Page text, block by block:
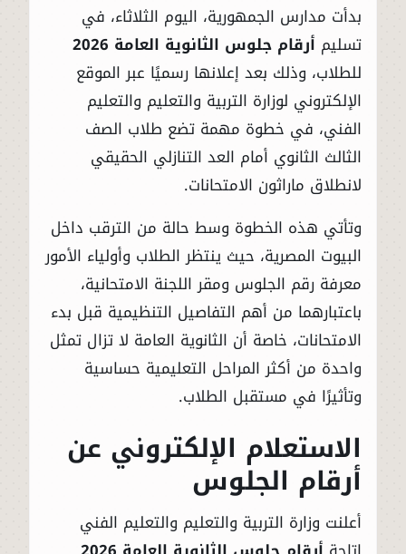
بدأت مدارس الجمهورية، اليوم الثلاثاء، في
تسليم أرقام جلوس الثانوية العامة 2026
للطلاب، وذلك بعد إعلانها رسميًا عبر الموقع
الإلكتروني لوزارة التربية والتعليم والتعليم
الفني، في خطوة مهمة تضع طلاب الصف
الثالث الثانوي أمام العد التنازلي الحقيقي
لانطلاق ماراثون الامتحانات.
وتأتي هذه الخطوة وسط حالة من الترقب داخل
البيوت المصرية، حيث ينتظر الطلاب وأولياء الأمور
معرفة رقم الجلوس ومقر اللجنة الامتحانية،
باعتبارهما من أهم التفاصيل التنظيمية قبل بدء
الامتحانات، خاصة أن الثانوية العامة لا تزال تمثل
واحدة من أكثر المراحل التعليمية حساسية
وتأثيرًا في مستقبل الطلاب.
الاستعلام الإلكتروني عن
أرقام الجلوس
أعلنت وزارة التربية والتعليم والتعليم الفني